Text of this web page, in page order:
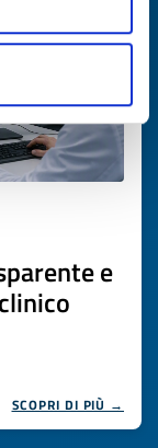
e
SCOPRI DI PIÙ →